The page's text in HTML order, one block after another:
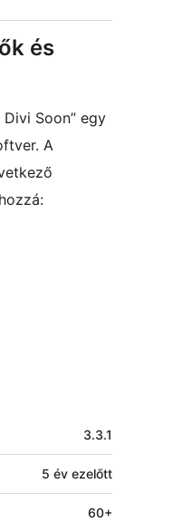
és
Soon” egy
A
3.3.1
5 év ezelőtt
60+